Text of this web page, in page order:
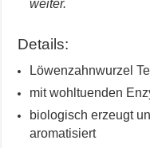
weiter.
Details:
Löwenzahnwurzel
mit wohltuenden
biologisch erzeugt
aromatisiert